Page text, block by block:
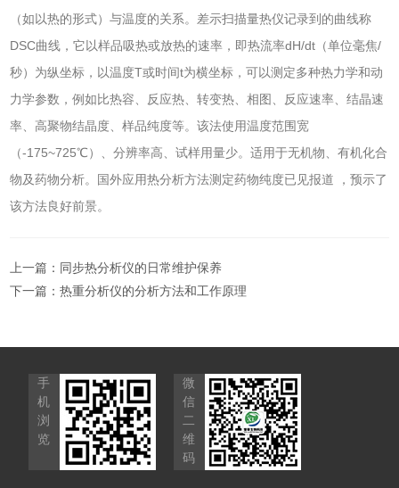
（如以热的形式）与温度的关系。差示扫描量热仪记录到的曲线称
DSC曲线，它以样品吸热或放热的速率，即热流率dH/dt（单位毫焦/
秒）为纵坐标，以温度T或时间t为横坐标，可以测定多种热力学和动
力学参数，例如比热容、反应热、转变热、相图、反应速率、结晶速
率、高聚物结晶度、样品纯度等。该法使用温度范围宽
（-175~725℃）、分辨率高、试样用量少。适用于无机物、有机化合
物及药物分析。国外应用热分析方法测定药物纯度已见报道 ，预示了
该方法良好前景。
上一篇： 同步热分析仪的日常维护保养
下一篇：热重分析仪的分析方法和工作原理
手
机
浏
览
微
信
二
维
码